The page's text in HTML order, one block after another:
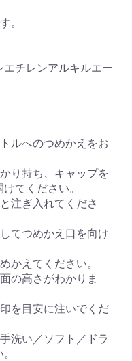
。
チレンアルキルエー
ルへのつめかえをお
り持ち、キャップを
てください。
注ぎ入れてくださ
てつめかえ口を向け
かえてください。
の高さがわかりま
を目安に注いでくだ
洗い／ソフト／ドラ